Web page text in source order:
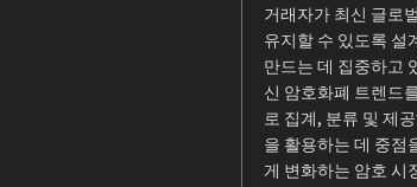
거래자가 최신 글로
유지할 수 있도록 설
만드는 데 집중하고
신 암호화폐 트렌드
로 집계, 분류 및 제
을 활용하는 데 중점
게 변화하는 암호 시